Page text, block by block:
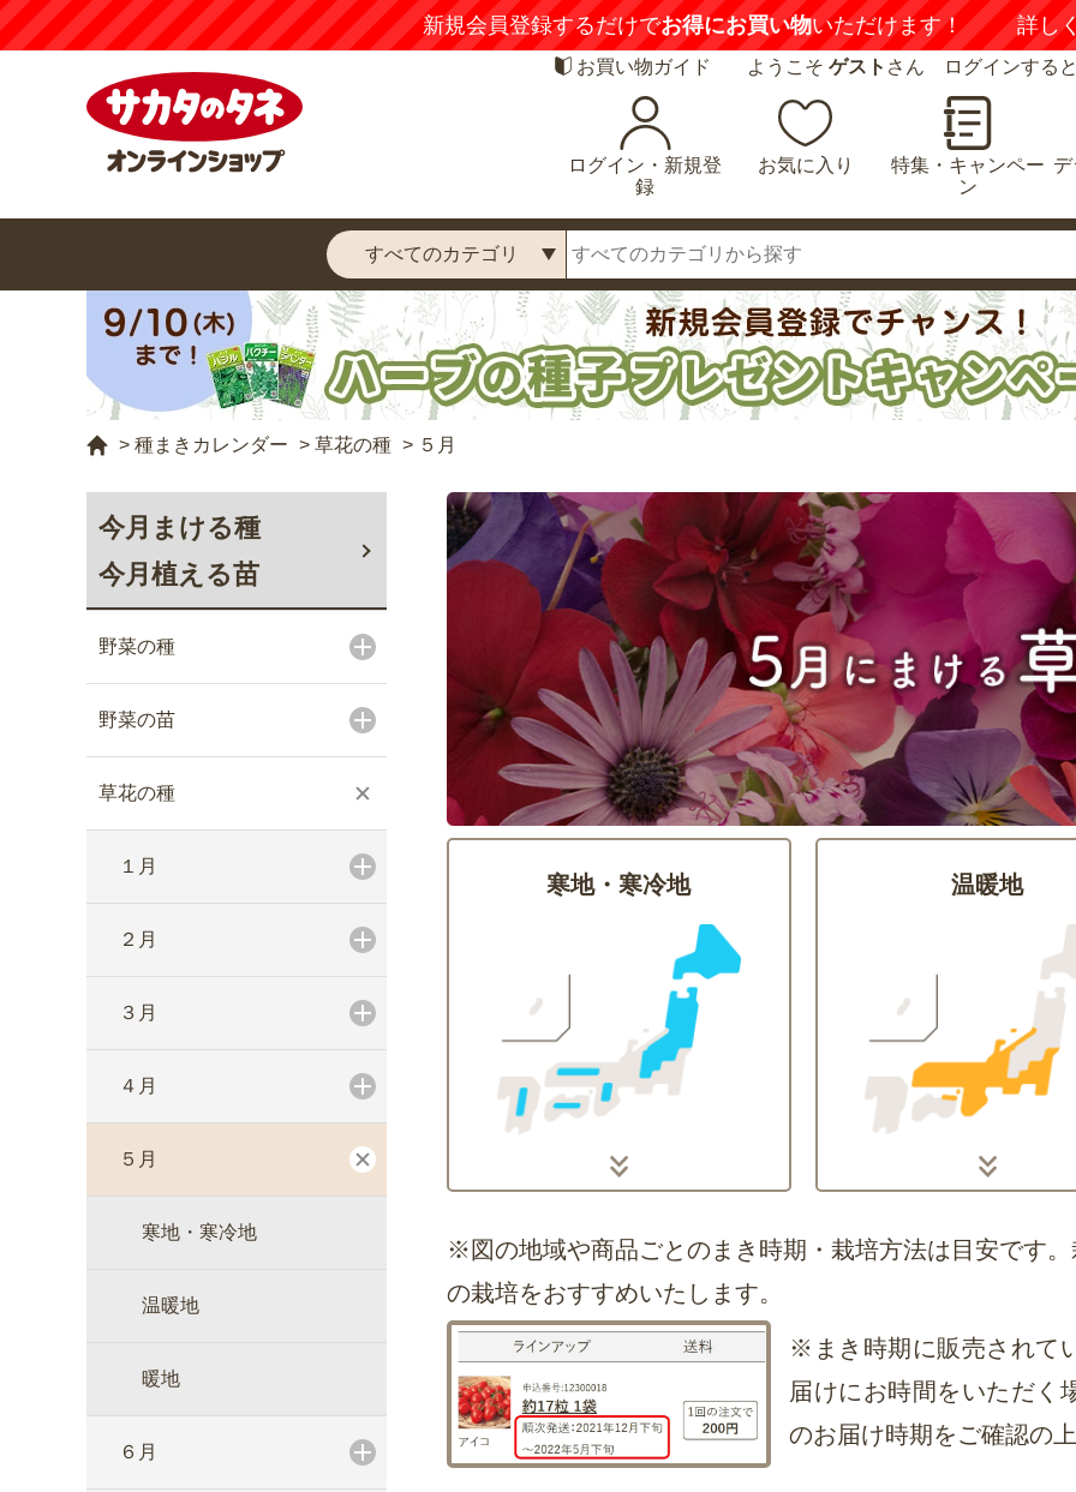
【注意喚起】悪質な偽サイトにご注意ください 詳しくは
お買い物ガイド ようこそ ゲスト さん ログインする
ログイン・新規登
録
お気に入り
特集・キャンペー
ン
> 種まきカレンダー > 草花の種 > ５月
今月まける種
今月植える苗
野菜の種
野菜の苗
草花の種
１月
２月
３月
４月
５月
寒地・寒冷地
温暖地
暖地
６月
寒地・寒冷地 温暖地
※図の地域や商品ごとのまき時期・栽培方法は目安です
の栽培をおすすめいたします。
※まき時期に販売されて
届けにお時間をいただく
のお届け時期をご確認の